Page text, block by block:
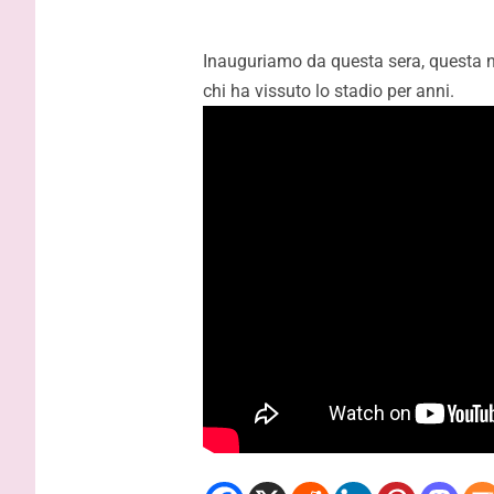
Inauguriamo da questa sera, questa
chi ha vissuto lo stadio per anni.
migliori
capire la